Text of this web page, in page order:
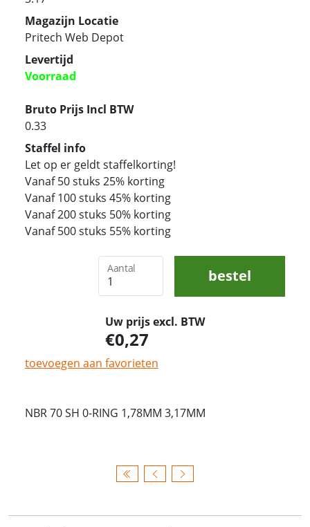
Magazijn Locatie
Pritech Web Depot
Levertijd
Voorraad
Bruto Prijs Incl BTW
0.33
Staffel info
Let op er geldt staffelkorting!
Vanaf 50 stuks 25% korting
Vanaf 100 stuks 45% korting
Vanaf 200 stuks 50% korting
Vanaf 500 stuks 55% korting
Aantal bestel
Uw prijs excl. BTW
0,27
toevoegen aan favorieten
NBR 70 SH 0-RING 1,78MM 3,17MM